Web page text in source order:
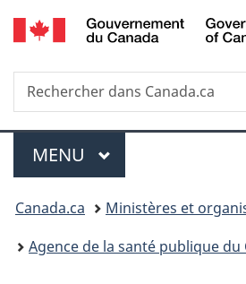
au
à
Au
du
à
Recherche
Rechercher
dans
Menu
MENU PRINCIPAL
Vous
êtes
Canada.ca
Ministères et
Agence de la santé publique du